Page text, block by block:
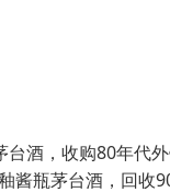
酒，收购80年代
酱瓶茅台酒，回收